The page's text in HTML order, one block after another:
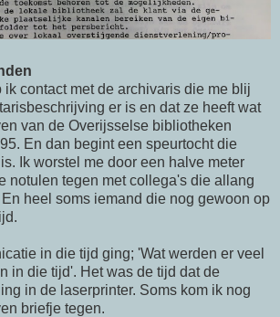
ik contact met de archivaris die me blij
er is en dat ze heeft wat
van de Overijsselse bibliotheken
En dan begint een speurtocht die
Ik worstel me door een halve meter
notulen tegen met collega's die allang
heel soms iemand die nog gewoon op
in die tijd ging; 'Wat werden er veel
in die tijd'. Het was de tijd dat de
in de laserprinter. Soms kom ik nog
briefje tegen.